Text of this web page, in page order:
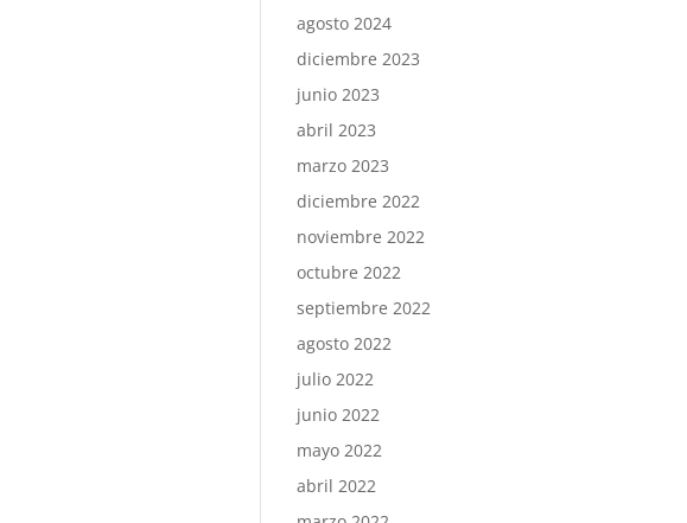
agosto 2024
diciembre 2023
junio 2023
abril 2023
marzo 2023
diciembre 2022
noviembre 2022
octubre 2022
septiembre 2022
agosto 2022
julio 2022
junio 2022
mayo 2022
abril 2022